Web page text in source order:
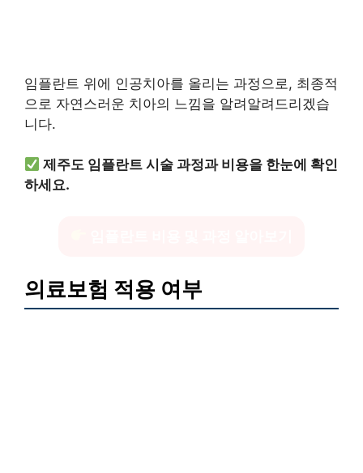
임플란트 위에 인공치아를 올리는 과정으로, 최종적
으로 자연스러운 치아의 느낌을 알려알려드리겠습
니다.
제주도 임플란트 시술 과정과 비용을 한눈에 확인
하세요.
의료보험 적용 여부